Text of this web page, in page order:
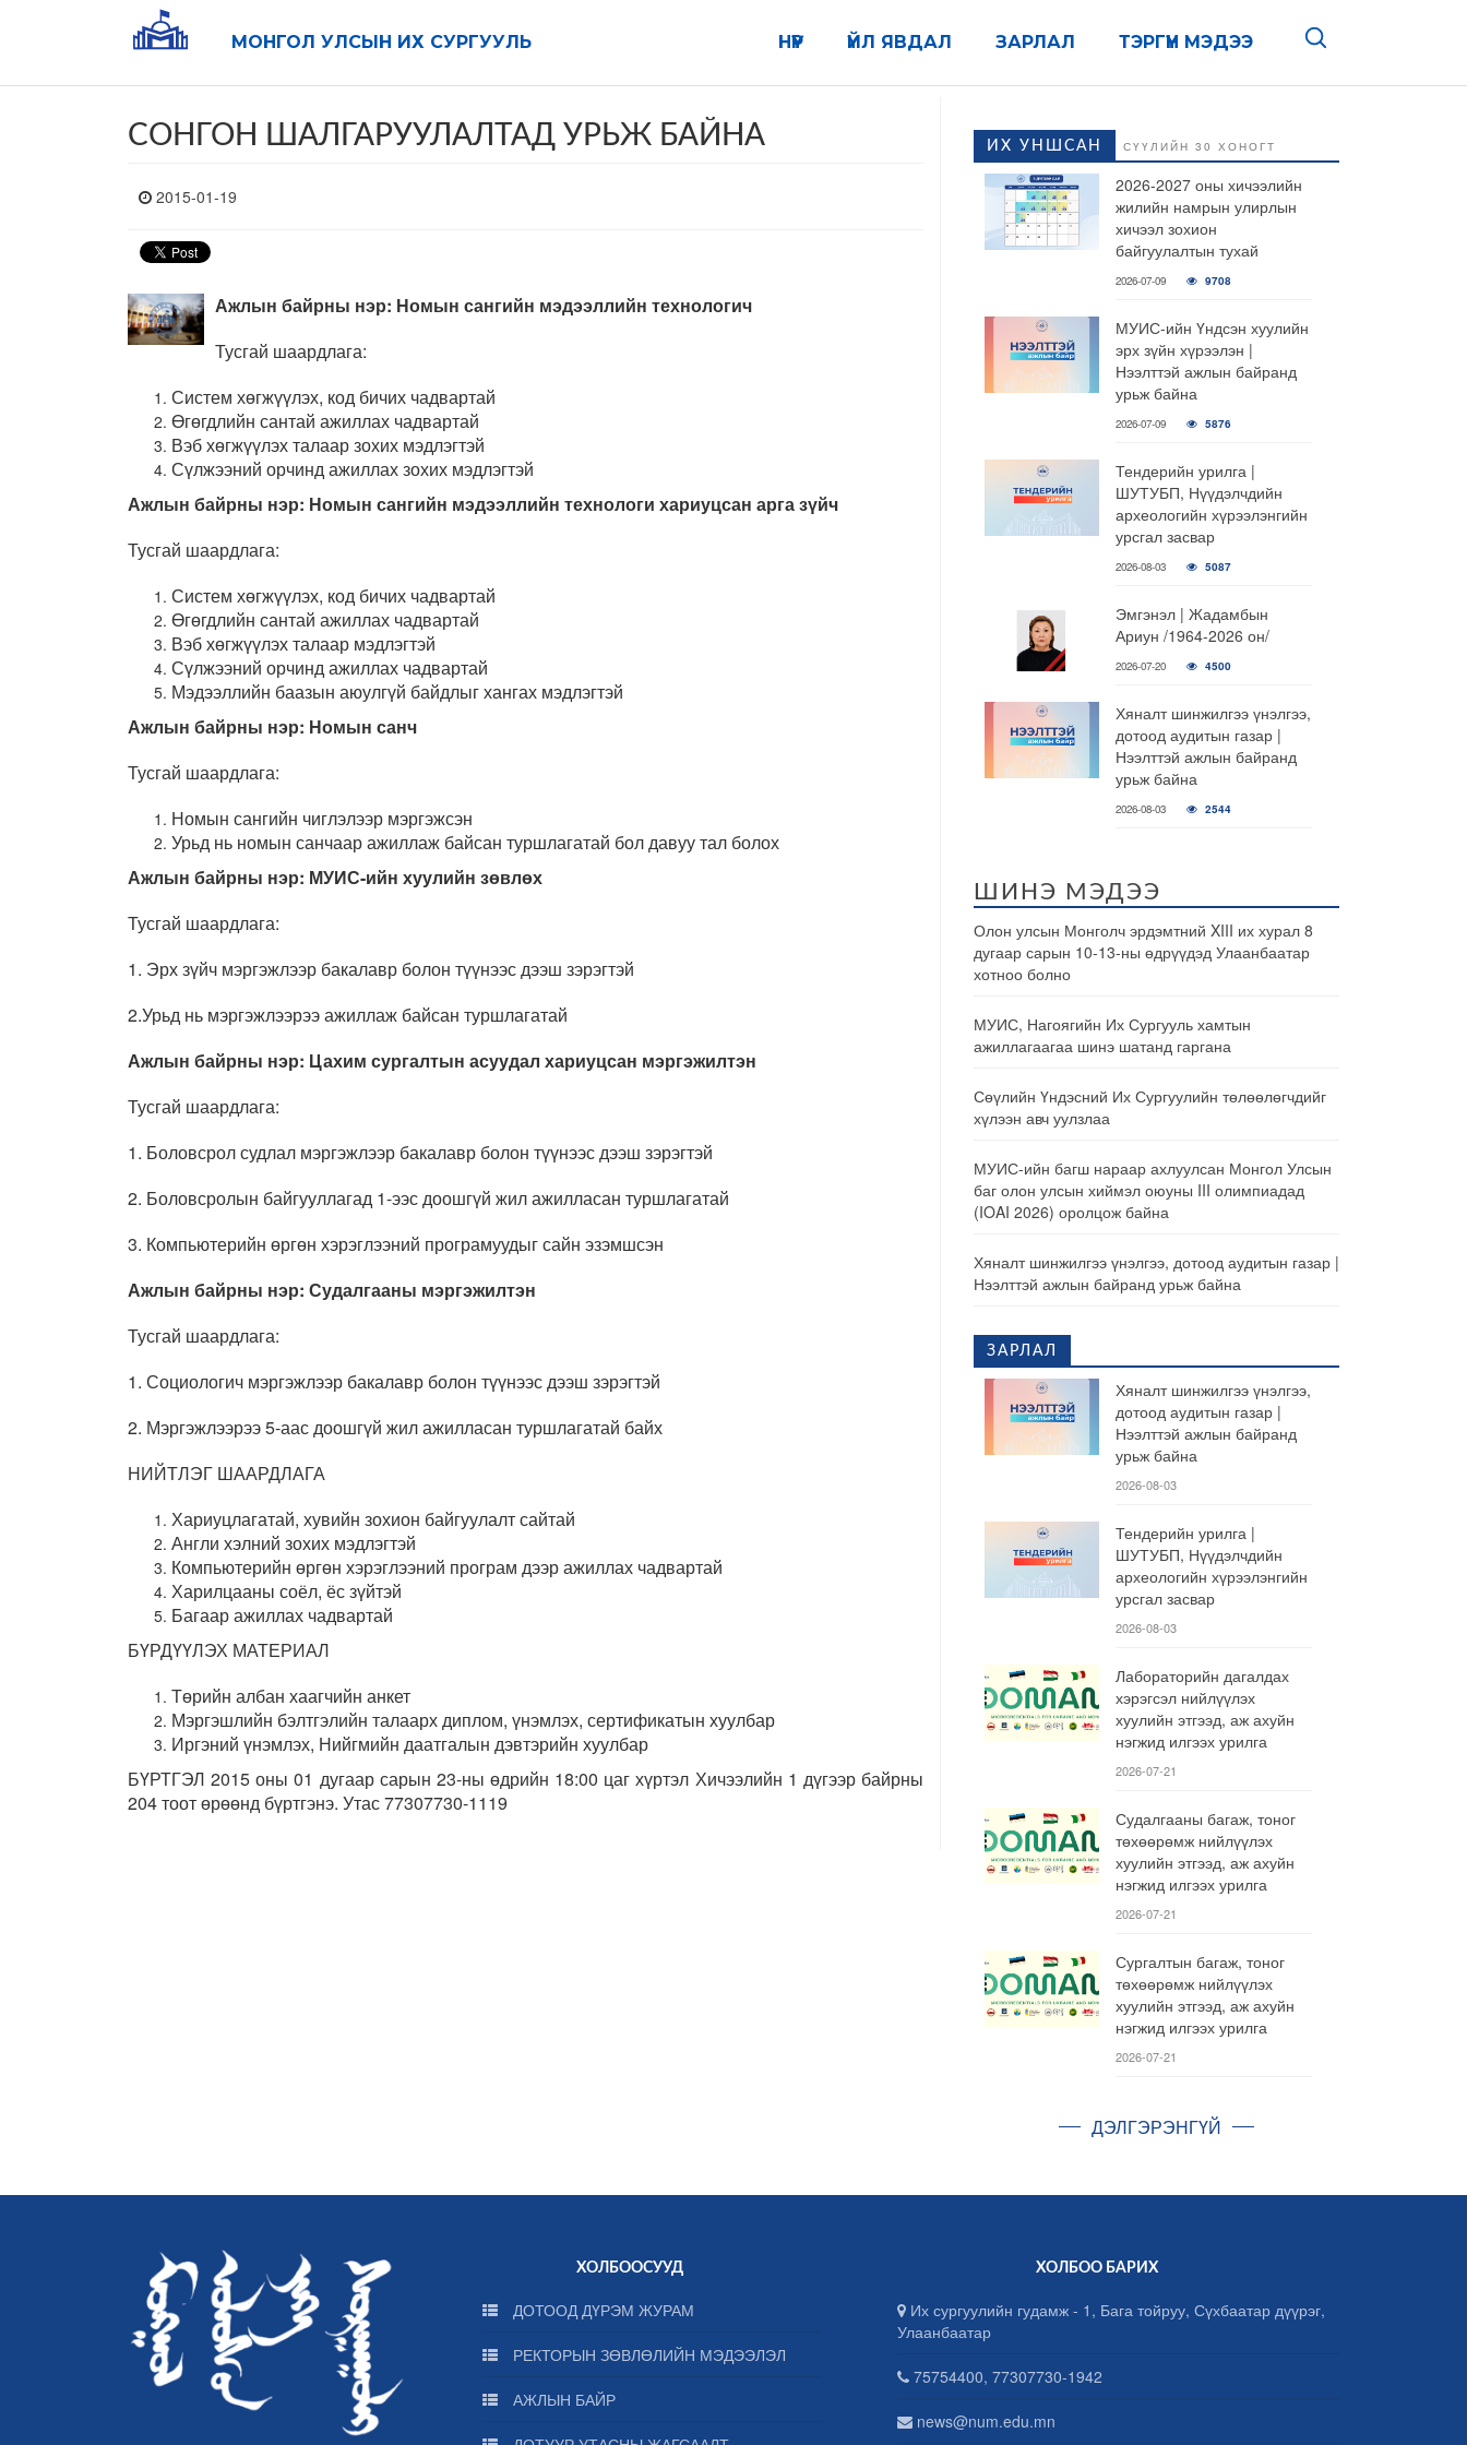
МОНГОЛ УЛСЫН ИХ СУРГУУЛЬ ТЭРГҮҮН МЭДЭЭ
ЗАРЛАЛ
ҮЙЛ ЯВДАЛ
НҮҮР
СОНГОН ШАЛГАРУУЛАЛТАД УРЬЖ БАЙНА
2015-01-19
Ажлын байрны нэр: Номын сангийн мэдээллийн технологич
Тусгай шаардлага:
Систем хөгжүүлэх, код бичих чадвартай
Өгөгдлийн сантай ажиллах чадвартай
Вэб хөгжүүлэх талаар зохих мэдлэгтэй
Сүлжээний орчинд ажиллах зохих мэдлэгтэй
Ажлын байрны нэр: Номын сангийн мэдээллийн технологи хариуцсан арга зүйч
Тусгай шаардлага:
Систем хөгжүүлэх, код бичих чадвартай
Өгөгдлийн сантай ажиллах чадвартай
Вэб хөгжүүлэх талаар мэдлэгтэй
Сүлжээний орчинд ажиллах чадвартай
Мэдээллийн баазын аюулгүй байдлыг хангах мэдлэгтэй
Ажлын байрны нэр: Номын санч
Тусгай шаардлага:
Номын сангийн чиглэлээр мэргэжсэн
Урьд нь номын санчаар ажиллаж байсан туршлагатай бол давуу тал болох
Ажлын байрны нэр: МУИС-ийн хуулийн зөвлөх
Тусгай шаардлага:
1. Эрх зүйч мэргэжлээр бакалавр болон түүнээс дээш зэрэгтэй
2.Урьд нь мэргэжлээрээ ажиллаж байсан туршлагатай
Ажлын байрны нэр: Цахим сургалтын асуудал хариуцсан мэргэжилтэн
Тусгай шаардлага:
1. Боловсрол судлал мэргэжлээр бакалавр болон түүнээс дээш зэрэгтэй
2. Боловсролын байгууллагад 1-ээс доошгүй жил ажилласан туршлагатай
3. Компьютерийн өргөн хэрэглээний програмуудыг сайн эзэмшсэн
Ажлын байрны нэр: Судалгааны мэргэжилтэн
Тусгай шаардлага:
1. Социологич мэргэжлээр бакалавр болон түүнээс дээш зэрэгтэй
2. Мэргэжлээрээ 5-аас доошгүй жил ажилласан туршлагатай байх
НИЙТЛЭГ ШААРДЛАГА
Хариуцлагатай, хувийн зохион байгуулалт сайтай
Англи хэлний зохих мэдлэгтэй
Компьютерийн өргөн хэрэглээний програм дээр ажиллах чадвартай
Харилцааны соёл, ёс зүйтэй
Багаар ажиллах чадвартай
БҮРДҮҮЛЭХ МАТЕРИАЛ
Төрийн албан хаагчийн анкет
Мэргэшлийн бэлтгэлийн талаарх диплом, үнэмлэх, сертификатын хуулбар
Иргэний үнэмлэх, Нийгмийн даатгалын дэвтэрийн хуулбар
БҮРТГЭЛ 2015 оны 01 дугаар сарын 23-ны өдрийн 18:00 цаг хүртэл Хичээлийн 1 дүгээр байрны
204 тоот өрөөнд бүртгэнэ. Утас 77307730-1119
ИХ УНШСАН СҮҮЛИЙН 30 ХОНОГТ
2026-2027 оны хичээлийн
жилийн намрын улирлын
хичээл зохион
байгуулалтын тухай
2026-07-09 9708
МУИС-ийн Үндсэн хуулийн
эрх зүйн хүрээлэн |
Нээлттэй ажлын байранд
урьж байна
2026-07-09 5876
Тендерийн урилга |
ШУТУБП, Нүүдэлчдийн
археологийн хүрээлэнгийн
урсгал засвар
2026-08-03 5087
Эмгэнэл | Жадамбын
Ариун /1964-2026 он/
2026-07-20 4500
Хяналт шинжилгээ үнэлгээ,
дотоод аудитын газар |
Нээлттэй ажлын байранд
урьж байна
2026-08-03 2544
ШИНЭ МЭДЭЭ
Олон улсын Монголч эрдэмтний XIII их хурал 8
дугаар сарын 10-13-ны өдрүүдэд Улаанбаатар
хотноо болно
МУИС, Нагоягийн Их Сургууль хамтын
ажиллагаагаа шинэ шатанд гаргана
Сөүлийн Үндэсний Их Сургуулийн төлөөлөгчдийг
хүлээн авч уулзлаа
МУИС-ийн багш нараар ахлуулсан Монгол Улсын
баг олон улсын хиймэл оюуны III олимпиадад
(IOAI 2026) оролцож байна
Хяналт шинжилгээ үнэлгээ, дотоод аудитын газар |
Нээлттэй ажлын байранд урьж байна
ЗАРЛАЛ
Хяналт шинжилгээ үнэлгээ,
дотоод аудитын газар |
Нээлттэй ажлын байранд
урьж байна
2026-08-03
Тендерийн урилга |
ШУТУБП, Нүүдэлчдийн
археологийн хүрээлэнгийн
урсгал засвар
2026-08-03
Лабораторийн дагалдах
хэрэгсэл нийлүүлэх
хуулийн этгээд, аж ахуйн
нэгжид илгээх урилга
2026-07-21
Судалгааны багаж, тоног
төхөөрөмж нийлүүлэх
хуулийн этгээд, аж ахуйн
нэгжид илгээх урилга
2026-07-21
Сургалтын багаж, тоног
төхөөрөмж нийлүүлэх
хуулийн этгээд, аж ахуйн
нэгжид илгээх урилга
2026-07-21
ДЭЛГЭРЭНГҮЙ
ХОЛБООСУУД
ДОТООД ДҮРЭМ ЖУРАМ
РЕКТОРЫН ЗӨВЛӨЛИЙН МЭДЭЭЛЭЛ
АЖЛЫН БАЙР
ХОЛБОО БАРИХ
Их сургуулийн гудамж - 1, Бага тойруу, Сүхбаатар дүүрэг,
Улаанбаатар
75754400, 77307730-1942
news@num.edu.mn